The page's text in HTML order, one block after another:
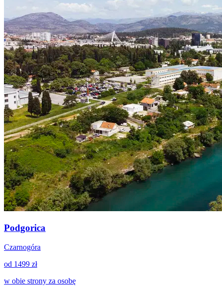
Podgorica
Czarnogóra
od 1499 zł
w obie strony za osobę